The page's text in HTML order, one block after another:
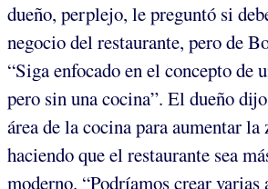
dueño, perplejo, le preguntó si
negocio del restaurante, pero de
“Siga enfocado en el concepto de
pero sin una cocina”. El dueño
área de la cocina para aumentar la
haciendo que el restaurante sea
moderno. “Podríamos crear varias